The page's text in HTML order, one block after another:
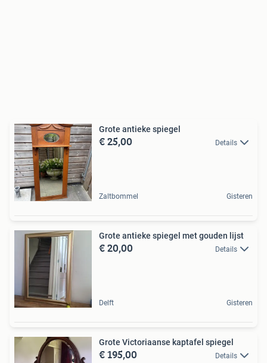
Grote antieke spiegel
€ 25,00 Details
Zaltbommel Gisteren
Grote antieke spiegel met gouden lijst
€ 20,00 Details
Delft Gisteren
Grote Victoriaanse kaptafel spiegel
€ 195,00 Details